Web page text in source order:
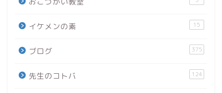
イケメンの素 15
ブログ 375
先生のコトバ 124